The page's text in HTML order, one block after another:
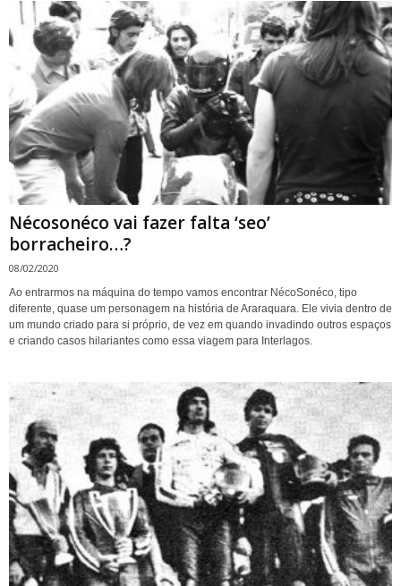
Nécosonéco vai fazer falta ‘seo’
borracheiro…?
08/02/2020
Ao entrarmos na máquina do tempo vamos encontrar NécoSonéco, tipo
diferente, quase um personagem na história de Araraquara. Ele vivia dentro de
um mundo criado para si próprio, de vez em quando invadindo outros espaços
e criando casos hilariantes como essa viagem para Interlagos.